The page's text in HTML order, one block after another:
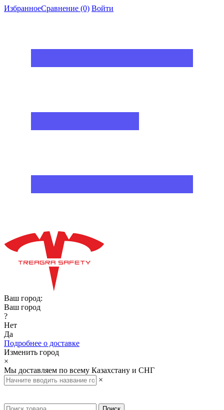
ИзбранноеСравнение (0) Войти
Ваш город:
Ваш город
?
Нет
Да
Подробнее о доставке
Изменить город
×
Мы доставляем по всему Казахстану и СНГ
×